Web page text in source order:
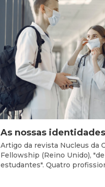
As nossas
Artigo da revista Nucleus da
Fellowship (Reino Unido),
estudantes". Quatro profissionais médicos explicam a